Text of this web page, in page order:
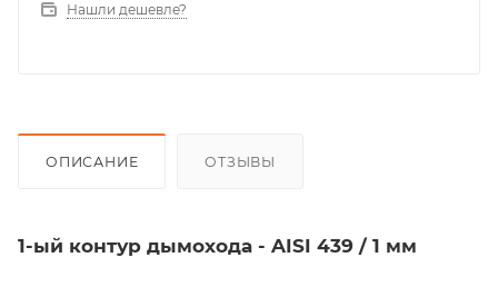
Нашли дешевле?
ОПИСАНИЕ ОТЗЫВЫ
1-ый контур дымохода - AISI 439 / 1 мм